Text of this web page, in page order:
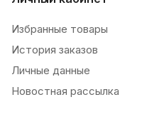
Избранные товары
История заказов
Личные данные
Новостная рассылка